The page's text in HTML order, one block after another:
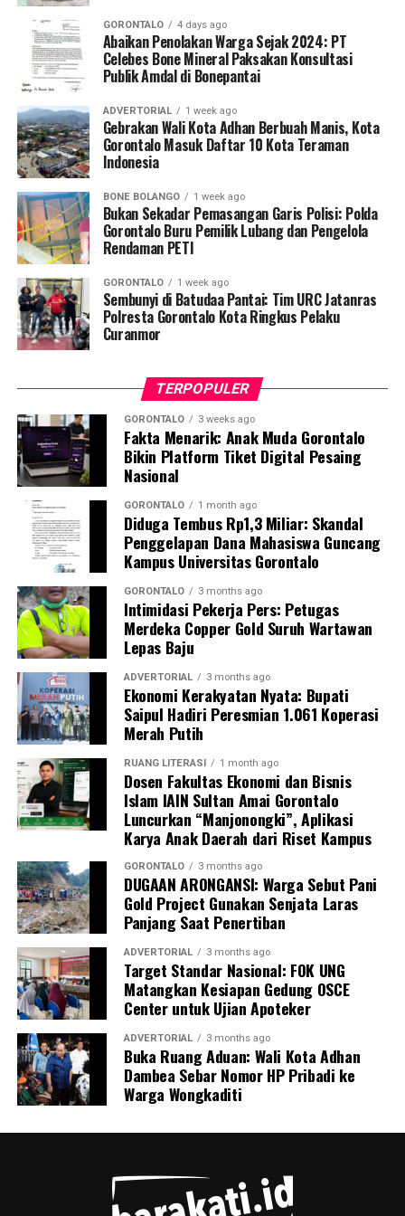
Koordinator Desa KKN Profesi Kesehatan UNG Desa
Hutadaa menekankan pentingnya posisi strategis kader
yang bersinggungan langsung dengan masyarakat
harian.
“Kader adalah pihak terdekat dengan ibu hamil dan
keluarganya. Melalui program ini, kami ingin
memastikan kader di Desa Hutadaa memiliki
kegawatdaruratan kehamilan, terutama di tengah situasi
krisis bencana, serta mampu berkoordinasi secara efektif
dengan tenaga kesehatan,” jelasnya.
Selain sesi edukasi teknis, mahasiswa UNG turut
meluncurkanBuku Panduan Manajemen
Kegawatdaruratan Ibu Hamil pada Situasi Bencana
petunjuk praktis ini berfungsi sebagai pedoman standar
bagi kader dalam melakukan deteksi dini,
pendampingan, hingga skenario evakuasi ibu hamil
berisiko tinggi.
Dosen Pembimbing Lapangan (DPL) KKN Profesi
Kesehatan UNG menegaskan bahwa pemberdayaan
kader berbasis komunitas merupakan instrumen krusial
dalam mempercepat penurunan Angka Kematian Ibu
(AKI) dan Angka Kematian Anak (AKA).
“Penyelamatan jiwa ibu hamil saat bencana tidak bisa
hanya bergantung pada fasilitas kesehatan formal.
Harus ada sistem kesiapsiagaan berbasis masyarakat
yang solid. Kehadiran buku panduan ini memperjelas
alur koordinasi penanganan darurat di lapangan,” ujar
DPL KKN.
Pelatihan berlangsung interaktif lewat simulasi
penanganan awal, diskusi kasus, hingga penyamaan
persepsi peran keluarga dalam pengawasan masa
kehamilan.
BUMIL TANGGUHmenjadi wujud nyata
komitmen KKN Profesi Kesehatan UNG 2026 dalam
mengoptimalkan pengawasan kehamilan risiko tinggi.
Melalui sinergi mahasiswa, kader, dan pemerintah desa,
UNG berharap terbangun sistem mitigasi kebencanan
maternal yang tanggap, terintegrasi, dan berkelanjutan.
GORONTALO 4 days ago
Abaikan Penolakan Warga Sejak 2024: PT
Celebes Bone Mineral Paksakan Konsultasi
Publik Amdal di Bonepantai
ADVERTORIAL 1 week ago
Gebrakan Wali Kota Adhan Berbuah Manis, Kota
Gorontalo Masuk Daftar 10 Kota Teraman
Indonesia
BONE BOLANGO 1 week ago
Bukan Sekadar Pemasangan Garis Polisi: Polda
Gorontalo Buru Pemilik Lubang dan Pengelola
Rendaman PETI
GORONTALO 1 week ago
Sembunyi di Batudaa Pantai: Tim URC Jatanras
Polresta Gorontalo Kota Ringkus Pelaku
Curanmor
TERPOPULER
GORONTALO 3 weeks ago
Fakta Menarik: Anak Muda Gorontalo
Bikin Platform Tiket Digital Pesaing
Nasional
GORONTALO 1 month ago
Diduga Tembus Rp1,3 Miliar: Skandal
Penggelapan Dana Mahasiswa Guncang
Kampus Universitas Gorontalo
GORONTALO 3 months ago
Intimidasi Pekerja Pers: Petugas
Merdeka Copper Gold Suruh Wartawan
Lepas Baju
ADVERTORIAL 3 months ago
Ekonomi Kerakyatan Nyata: Bupati
Saipul Hadiri Peresmian 1.061 Koperasi
Merah Putih
RUANG LITERASI 1 month ago
Dosen Fakultas Ekonomi dan Bisnis
Islam IAIN Sultan Amai Gorontalo
Luncurkan “Manjonongki”, Aplikasi
Karya Anak Daerah dari Riset Kampus
GORONTALO 3 months ago
DUGAAN ARONGANSI: Warga Sebut Pani
Gold Project Gunakan Senjata Laras
Panjang Saat Penertiban
ADVERTORIAL 3 months ago
Target Standar Nasional: FOK UNG
Matangkan Kesiapan Gedung OSCE
Center untuk Ujian Apoteker
ADVERTORIAL 3 months ago
Buka Ruang Aduan: Wali Kota Adhan
Dambea Sebar Nomor HP Pribadi ke
Warga Wongkaditi